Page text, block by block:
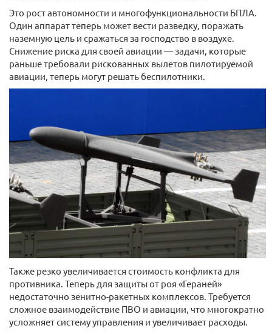
Это рост автономности и многофункциональности БПЛА.
Один аппарат теперь может вести разведку, поражать
наземную цель и сражаться за господство в воздухе.
Снижение риска для своей авиации — задачи, которые
раньше требовали рискованных вылетов пилотируемой
авиации, теперь могут решать беспилотники.
Также резко увеличивается стоимость конфликта для
противника. Теперь для защиты от роя «Гераней»
недостаточно зенитно-ракетных комплексов. Требуется
сложное взаимодействие ПВО и авиации, что многократно
усложняет систему управления и увеличивает расходы.